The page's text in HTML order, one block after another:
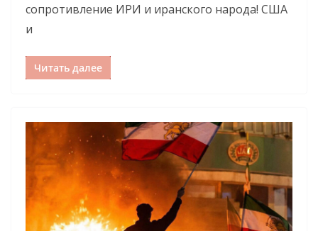
сопротивление ИРИ и иранского народа! США
и
Читать далее